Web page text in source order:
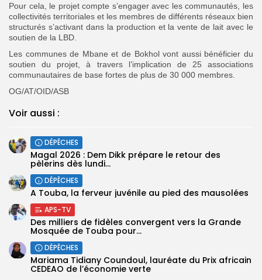
Pour cela, le projet compte s’engager avec les communautés, les
collectivités territoriales et les membres de différents réseaux bien
structurés s’activant dans la production et la vente de lait avec le
soutien de la LBD.
Les communes de Mbane et de Bokhol vont aussi bénéficier du
soutien du projet, à travers l’implication de 25 associations
communautaires de base fortes de plus de 30 000 membres.
OG/AT/OID/ASB
Voir aussi :
DÉPÊCHES
Magal 2026 : Dem Dikk prépare le retour des
pèlerins dès lundi...
DÉPÊCHES
A Touba, la ferveur juvénile au pied des mausolées
APS-TV
Des milliers de fidèles convergent vers la Grande
Mosquée de Touba pour...
DÉPÊCHES
Mariama Tidiany Coundoul, lauréate du Prix africain
CEDEAO de l’économie verte